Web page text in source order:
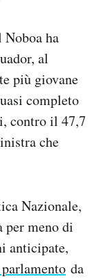
ha
al
più giovane
completo
contro il 47,7
che
Nazionale,
per meno di
anticipate,
da